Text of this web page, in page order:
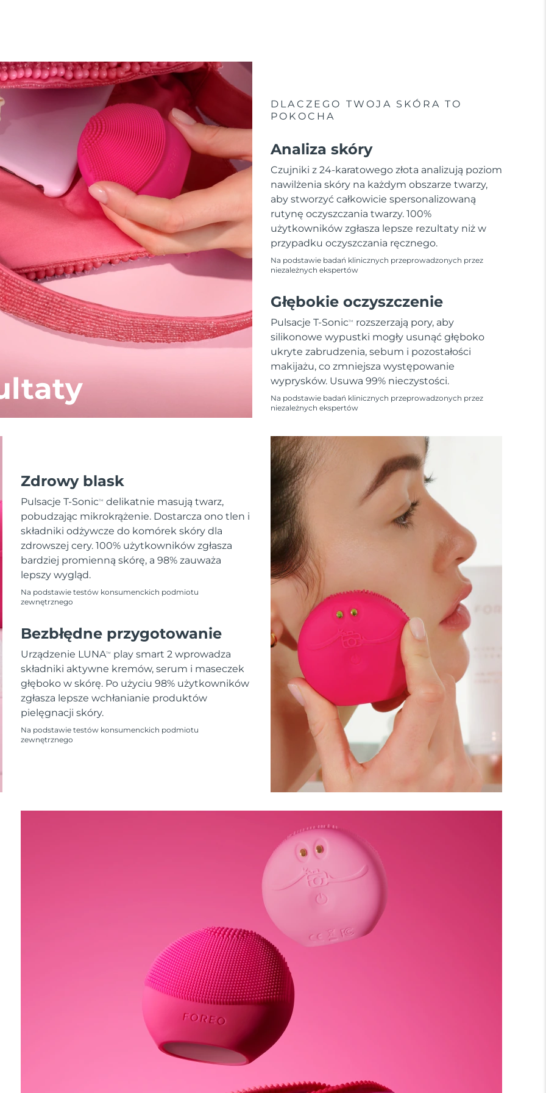
DLACZEGO TWOJA SKÓRA TO
POKOCHA
Analiza skóry
Czujniki z 24-karatowego złota analizują poziom
nawilżenia skóry na każdym obszarze twarzy,
aby stworzyć całkowicie spersonalizowaną
rutynę oczyszczania twarzy. 100%
użytkowników zgłasza lepsze rezultaty niż w
przypadku oczyszczania ręcznego.
Na podstawie badań klinicznych przeprowadzonych przez
niezależnych ekspertów
Głębokie oczyszczenie
Pulsacje T-SonicTM
rozszerzają pory, aby
silikonowe wypustki mogły usunąć głęboko
ukryte zabrudzenia, sebum i pozostałości
makijażu, co zmniejsza występowanie
wyprysków. Usuwa 99% nieczystości.
Na podstawie badań klinicznych przeprowadzonych przez
niezależnych ekspertów
Zdrowy blask
Pulsacje T-SonicTM
delikatnie masują twarz,
pobudzając mikrokrążenie. Dostarcza ono tlen i
składniki odżywcze do komórek skóry dla
zdrowszej cery. 100% użytkowników zgłasza
bardziej promienną skórę, a 98% zauważa
lepszy wygląd.
Na podstawie testów konsumenckich podmiotu
zewnętrznego
Bezbłędne przygotowanie
Urządzenie LUNATM
play smart 2 wprowadza
składniki aktywne kremów, serum i maseczek
głęboko w skórę. Po użyciu 98% użytkowników
zgłasza lepsze wchłanianie produktów
pielęgnacji skóry.
Na podstawie testów konsumenckich podmiotu
zewnętrznego